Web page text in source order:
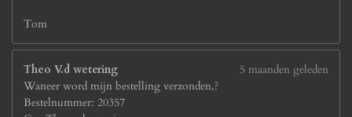
Tom
Theo V.d wetering
5 maanden geleden
Waneer word mijn bestelling verzonden,?
Bestelnummer: 20357